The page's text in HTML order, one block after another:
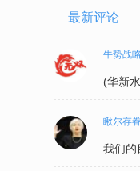
最新评论
牛势战
(华新
瞅尔存
我们的